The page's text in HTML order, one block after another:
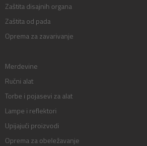
Zaštita disajnih organa
Zaštita od pada
Oprema za zavarivanje
Merdevine
Ručni alat
Torbe i pojasevi za alat
Lampe i reflektori
Upijajući proizvodi
Oprema za obeležavanje